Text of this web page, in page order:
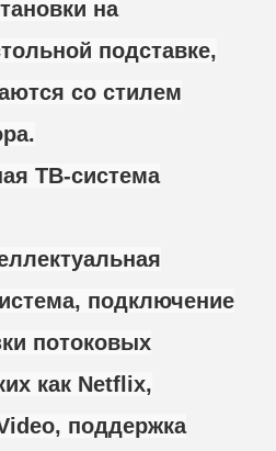
на
подставке,
со стилем
ТВ-система
подключение
потоковых
как Netflix,
поддержка